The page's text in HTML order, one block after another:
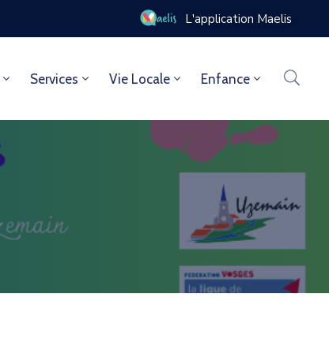
L'application Maelis
Services Vie Locale Enfance